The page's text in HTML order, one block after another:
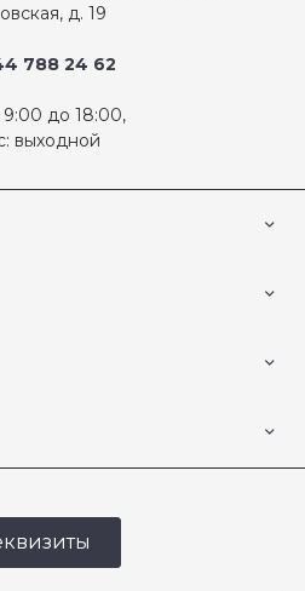
д. 19
788 24 62
9:00 до 18:00,
выходной